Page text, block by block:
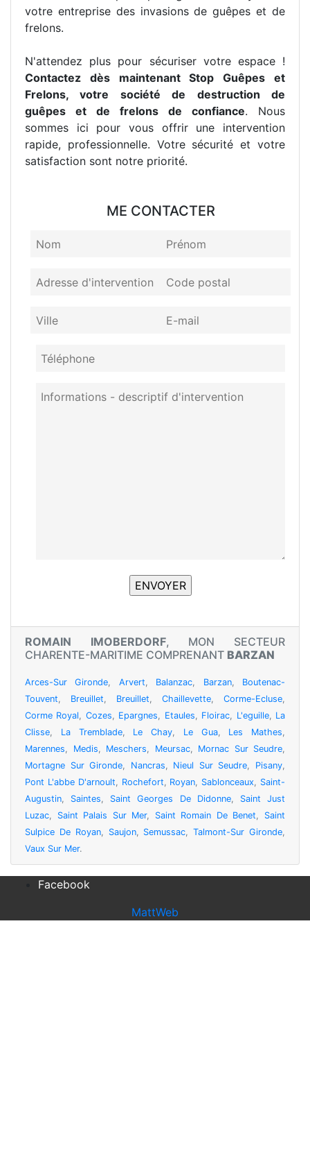
votre entreprise des invasions de guêpes et de
frelons.
N'attendez plus pour sécuriser votre espace !
Contactez dès maintenant Stop Guêpes et
Frelons, votre société de destruction de
guêpes et de frelons de confiance. Nous
sommes ici pour vous offrir une intervention
rapide, professionnelle. Votre sécurité et votre
satisfaction sont notre priorité.
ME CONTACTER
ROMAIN IMOBERDORF, MON SECTEUR
CHARENTE-MARITIME COMPRENANT BARZAN
Arces-Sur Gironde, Arvert, Balanzac, Barzan, Boutenac-
Touvent, Breuillet, Breuillet, Chaillevette, Corme-Ecluse,
Corme Royal, Cozes, Epargnes, Etaules, Floirac, L'eguille, La
Clisse, La Tremblade, Le Chay, Le Gua, Les Mathes,
Marennes, Medis, Meschers, Meursac, Mornac Sur Seudre,
Mortagne Sur Gironde, Nancras, Nieul Sur Seudre, Pisany,
Pont L'abbe D'arnoult, Rochefort, Royan, Sablonceaux, Saint-
Augustin, Saintes, Saint Georges De Didonne, Saint Just
Luzac, Saint Palais Sur Mer, Saint Romain De Benet, Saint
Sulpice De Royan, Saujon, Semussac,Talmont-Sur Gironde,
Vaux Sur Mer.
Facebook
MattWeb